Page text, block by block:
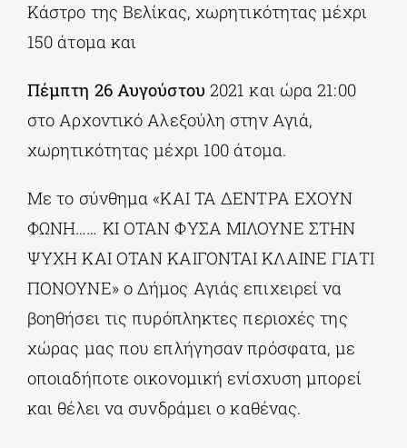
Κάστρο της Βελίκας, χωρητικότητας μέχρι
150 άτομα και
Πέμπτη 26 Αυγούστου 2021 και ώρα 21:00
στο Αρχοντικό Αλεξούλη στην Αγιά,
χωρητικότητας μέχρι 100 άτομα.
Με το σύνθημα «ΚΑΙ ΤΑ ΔΕΝΤΡΑ ΕΧΟΥΝ
ΦΩΝΗ…… ΚΙ ΟΤΑΝ ΦΥΣΑ ΜΙΛΟΥΝΕ ΣΤΗΝ
ΨΥΧΗ ΚΑΙ ΟΤΑΝ ΚΑΙΓΟΝΤΑΙ ΚΛΑΙΝΕ ΓΙΑΤΙ
ΠΟΝΟΥΝΕ» ο Δήμος Αγιάς επιχειρεί να
βοηθήσει τις πυρόπληκτες περιοχές της
χώρας μας που επλήγησαν πρόσφατα, με
οποιαδήποτε οικονομική ενίσχυση μπορεί
και θέλει να συνδράμει ο καθένας.